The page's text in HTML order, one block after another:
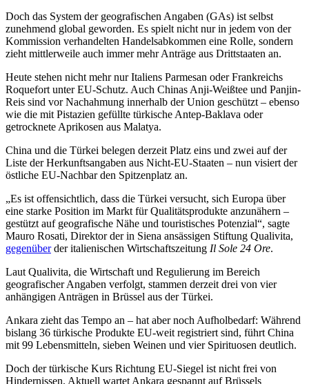
Doch das System der geografischen Angaben (GAs) ist selbst
zunehmend global geworden. Es spielt nicht nur in jedem von der
Kommission verhandelten Handelsabkommen eine Rolle, sondern
zieht mittlerweile auch immer mehr Anträge aus Drittstaaten an.
Heute stehen nicht mehr nur Italiens Parmesan oder Frankreichs
Roquefort unter EU-Schutz. Auch Chinas Anji-Weißtee und Panjin-
Reis sind vor Nachahmung innerhalb der Union geschützt – ebenso
wie die mit Pistazien gefüllte türkische Antep-Baklava oder
getrocknete Aprikosen aus Malatya.
China und die Türkei belegen derzeit Platz eins und zwei auf der
Liste der Herkunftsangaben aus Nicht-EU-Staaten – nun visiert der
östliche EU-Nachbar den Spitzenplatz an.
„Es ist offensichtlich, dass die Türkei versucht, sich Europa über
eine starke Position im Markt für Qualitätsprodukte anzunähern –
gestützt auf geografische Nähe und touristisches Potenzial“, sagte
Mauro Rosati, Direktor der in Siena ansässigen Stiftung Qualivita,
gegenüberder italienischen Wirtschaftszeitung Il Sole 24 Ore.
Laut Qualivita, die Wirtschaft und Regulierung im Bereich
geografischer Angaben verfolgt, stammen derzeit drei von vier
anhängigen Anträgen in Brüssel aus der Türkei.
Ankara zieht das Tempo an – hat aber noch Aufholbedarf: Während
bislang 36 türkische Produkte EU-weit registriert sind, führt China
mit 99 Lebensmitteln, sieben Weinen und vier Spirituosen deutlich.
Doch der türkische Kurs Richtung EU-Siegel ist nicht frei von
Hindernissen. Aktuell wartet Ankara gespannt auf Brüssels